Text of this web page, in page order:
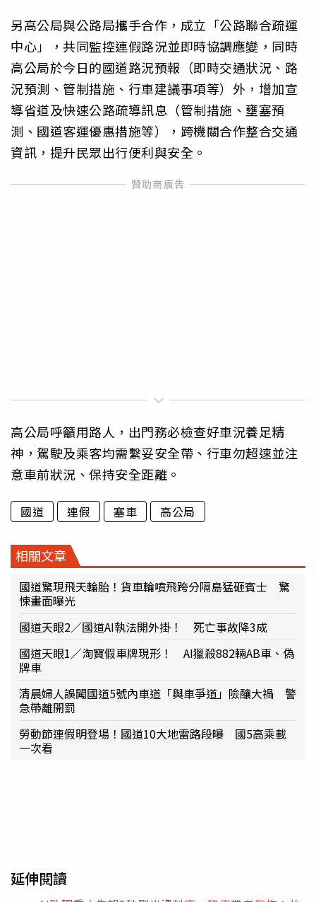
另高公局與公路局攜手合作，成立「公路聯合疏運
中心」，共同監控連假路況並即時協調應變，同時
高公局於今日的國道路況預報（即時交通狀況、路
況預測、管制措施、行車建議事項等）外，增加宣
導省道及快速公路疏導訊息（管制措施、壅塞預
測、國道客運優惠措施等），跨機關合作整合交通
資訊，提升民眾出行便利與安全。
高公局呼籲用路人，出門務必檢查好車況養足精
神，駕駛及乘客均需繫妥安全帶、行車勿超速並注
意車前狀況、保持安全距離。
國道 連假 塞車 高公局
相關文章
國道驚現飛天輪胎！貨車輪噴飛跨分隔島猛砸賓士 驚
悚畫面曝光
國道天眼2／國道AI執法開外掛！ 死亡事故降3成
國道天眼1／淘寶假車牌現形！ AI獵殺882輛AB車、偽
牌車
清晨婦人誤闖國道5號內車道「與車爭道」險釀大禍 警
急帶離開罰
勞動節連假明登場！國道10大地雷路段曝 國5高乘載
一次看
延伸閱讀